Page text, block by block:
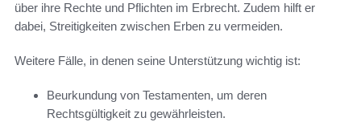
über ihre Rechte und Pflichten im Erbrecht. Zudem hilft er
dabei, Streitigkeiten zwischen Erben zu vermeiden.
Weitere Fälle, in denen seine Unterstützung wichtig ist:
Beurkundung von Testamenten, um deren
Rechtsgültigkeit zu gewährleisten.